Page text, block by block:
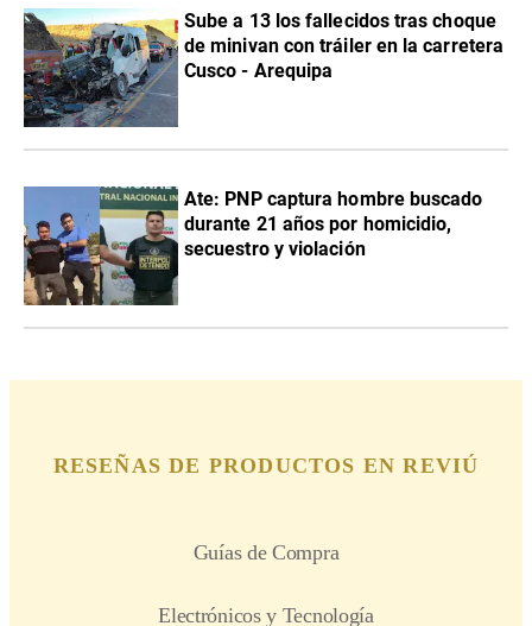
Sube a 13 los fallecidos tras choque
de minivan con tráiler en la carretera
Cusco - Arequipa
Ate: PNP captura hombre buscado
durante 21 años por homicidio,
secuestro y violación